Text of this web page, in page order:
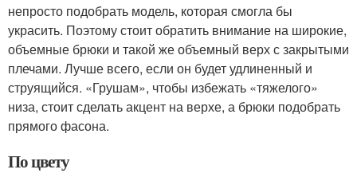
непросто подобрать модель, которая смогла бы
украсить. Поэтому стоит обратить внимание на широкие,
объемные брюки и такой же объемный верх с закрытыми
плечами. Лучше всего, если он будет удлиненный и
струящийся. «Грушам», чтобы избежать «тяжелого»
низа, стоит сделать акцент на верхе, а брюки подобрать
прямого фасона.
По цвету